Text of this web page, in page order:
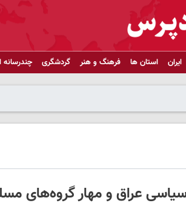
ایران استان ها فرهنگ و هنر گردشگری چندرسانه
عراق و مهار گروه‌های